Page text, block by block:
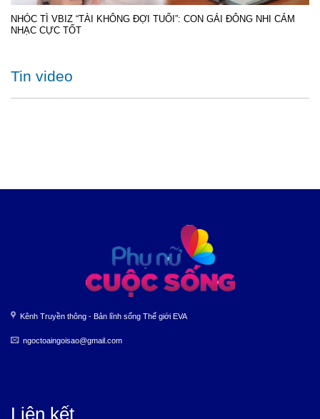
NHÓC TÌ VBIZ “TÀI KHÔNG ĐỢI TUỔI”: CON GÁI ĐÔNG NHI CẢM
NHẠC CỰC TỐT
Tin video
Kênh Truyền thông - Bản lĩnh sống Thế giới EVA
ngoctoaingoisao@gmail.com
Liên kết